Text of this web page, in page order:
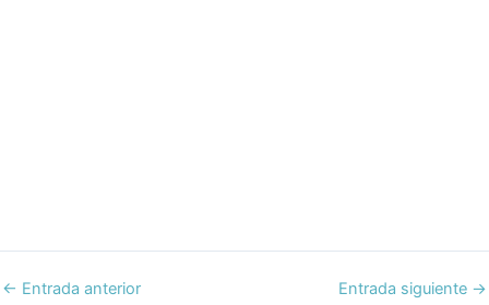
← Entrada anterior Entrada siguiente →